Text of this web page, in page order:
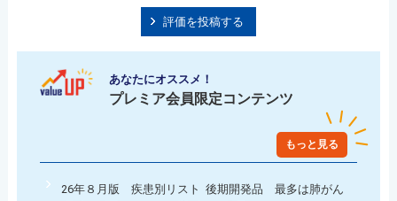
評価を投稿する
あなたにオススメ！
プレミア会員限定コンテンツ
もっと見る
26年８月版 疾患別リスト 後期開発品 最多は肺がん